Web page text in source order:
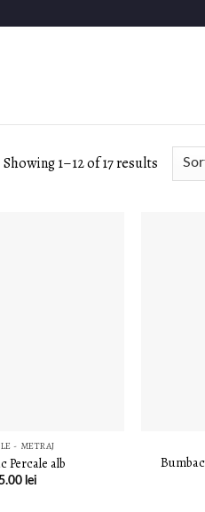
Showing 1–12 of 17 results
- METRAJ
Percale alb
lei